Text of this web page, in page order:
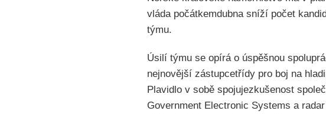
vláda počátkemdubna sníží počet
týmu.
Úsilí týmu se opírá o úspěšnou
nejnovější zástupcetřídy pro boj na
Plavidlo v sobě spojujezkušenost
Government Electronic Systems a